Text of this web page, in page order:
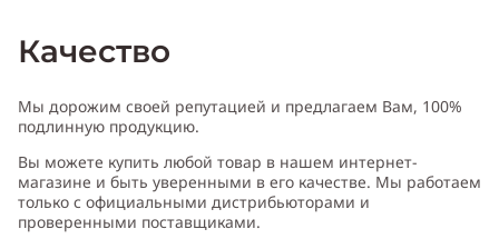
Cодержит ноты:арбуз, водный аккорд, гардения, лотос, пион,
фиалка
Качество
Мы дорожим своей репутацией и предлагаем Вам, 100%
подлинную продукцию.
Вы можете купить любой товар в нашем интернет-
магазине и быть уверенными в его качестве. Мы работаем
только с официальными дистрибьюторами и
проверенными поставщиками.